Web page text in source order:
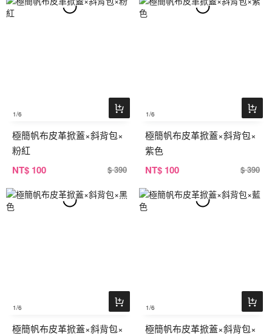
1/6
極簡帆布皮革掀蓋×斜背包×
粉紅
NT$ 100 $ 390
1/6
極簡帆布皮革掀蓋×斜背包×
紫色
NT$ 100 $ 390
1/6
極簡帆布皮革掀蓋×斜背包×
1/6
極簡帆布皮革掀蓋×斜背包×